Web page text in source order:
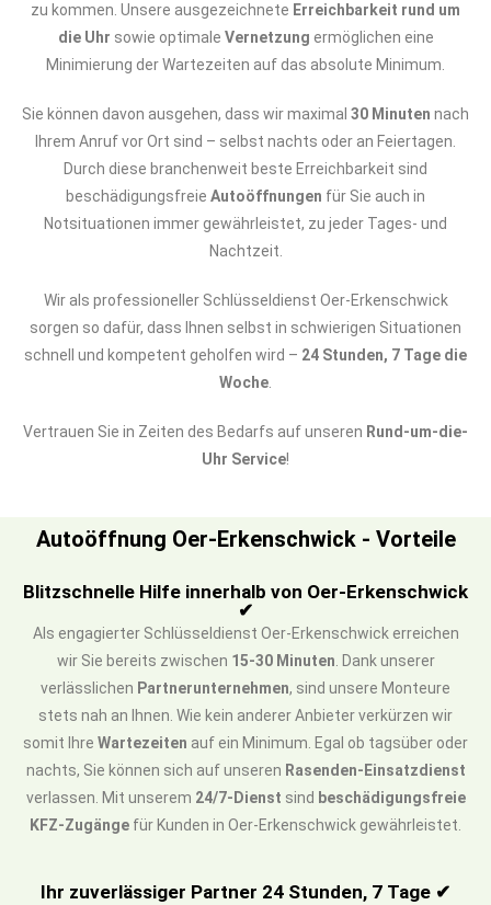
zu kommen. Unsere ausgezeichnete Erreichbarkeit rund um
die Uhr sowie optimale Vernetzung ermöglichen eine
Minimierung der Wartezeiten auf das absolute Minimum.
Sie können davon ausgehen, dass wir maximal 30 Minuten nach
Ihrem Anruf vor Ort sind – selbst nachts oder an Feiertagen.
Durch diese branchenweit beste Erreichbarkeit sind
beschädigungsfreie Autoöffnungen für Sie auch in
Notsituationen immer gewährleistet, zu jeder Tages- und
Nachtzeit.
Wir als professioneller Schlüsseldienst Oer-Erkenschwick
sorgen so dafür, dass Ihnen selbst in schwierigen Situationen
schnell und kompetent geholfen wird – 24 Stunden, 7 Tage die
Woche
Vertrauen Sie in Zeiten des Bedarfs auf unseren Rund-um-die-
Uhr Service!
Autoöffnung Oer-Erkenschwick - Vorteile
Blitzschnelle Hilfe innerhalb von Oer-Erkenschwick
✔
Als engagierter Schlüsseldienst Oer-Erkenschwick erreichen
wir Sie bereits zwischen 15-30 Minuten . Dank unserer
verlässlichen Partnerunternehmen, sind unsere Monteure
stets nah an Ihnen. Wie kein anderer Anbieter verkürzen wir
somit Ihre Wartezeiten auf ein Minimum. Egal ob tagsüber oder
nachts, Sie können sich auf unseren Rasenden-Einsatzdienst
verlassen. Mit unserem 24/7-Dienst sind beschädigungsfreie
KFZ-Zugänge für Kunden in Oer-Erkenschwick gewährleistet.
Ihr zuverlässiger Partner 24 Stunden, 7 Tage ✔